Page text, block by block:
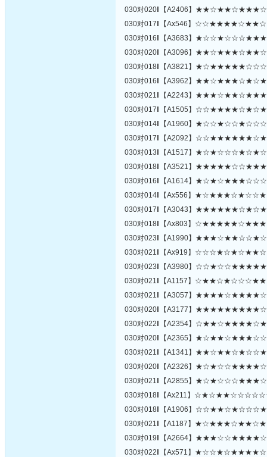
030对020‖【A2406】
030对017‖【Ax546】
030对016‖【A3683】
030对020‖【A3096】
030对018‖【A3821】
030对016‖【A3962】
030对021‖【A2243】
030对017‖【A1505】
030对014‖【A1960】
030对017‖【A2092】
030对013‖【A1517】
030对018‖【A3521】
030对016‖【A1614】
030对014‖【Ax556】
030对017‖【A3043】
030对018‖【Ax803】
030对023‖【A1990】
030对021‖【Ax919】
030对023‖【A3980】
030对021‖【A1157】
030对021‖【A3057】
030对020‖【A3177】
030对022‖【A2354】
030对020‖【A2365】
030对021‖【A1341】
030对020‖【A2326】
030对021‖【A2855】
030对018‖【Ax211】
030对018‖【A1906】
030对021‖【A1187】
030对019‖【A2664】
030对022‖【Ax571】